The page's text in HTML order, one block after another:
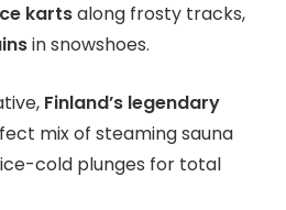
kartsalong frosty tracks,
in snowshoes.​
Finland’s legendary
mix of steaming sauna
cold plunges for total